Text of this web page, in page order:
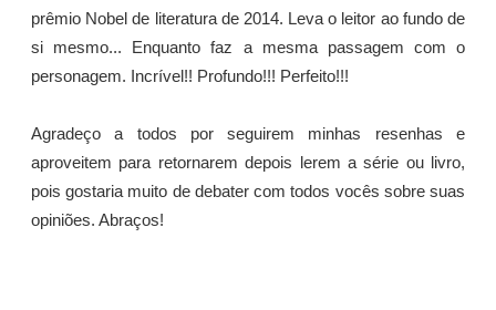
prêmio Nobel de literatura de 2014. Leva o leitor ao fundo de
si mesmo... Enquanto faz a mesma passagem com o
personagem. Incrível!! Profundo!!! Perfeito!!!
Agradeço a todos por seguirem minhas resenhas e
aproveitem para retornarem depois lerem a série ou livro,
pois gostaria muito de debater com todos vocês sobre suas
opiniões. Abraços!